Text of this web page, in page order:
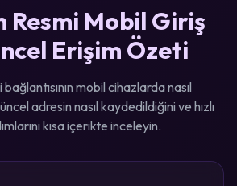
Resmi Mobil Giriş
Erişim Özeti
mobil cihazlarda nasıl
adresin nasıl kaydedildiğini ve hızlı
kısa içerikte inceleyin.